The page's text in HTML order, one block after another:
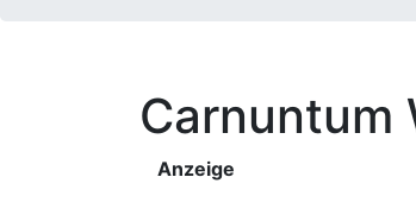
Carnuntum
Anzeige